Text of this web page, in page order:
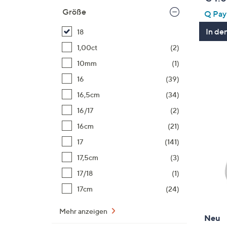
Größe
18
1,00ct
(2)
10mm
(1)
16
(39)
16,5cm
(34)
16/17
(2)
16cm
(21)
17
(141)
17,5cm
(3)
17/18
(1)
17cm
(24)
Mehr anzeigen
Q
In
Neu